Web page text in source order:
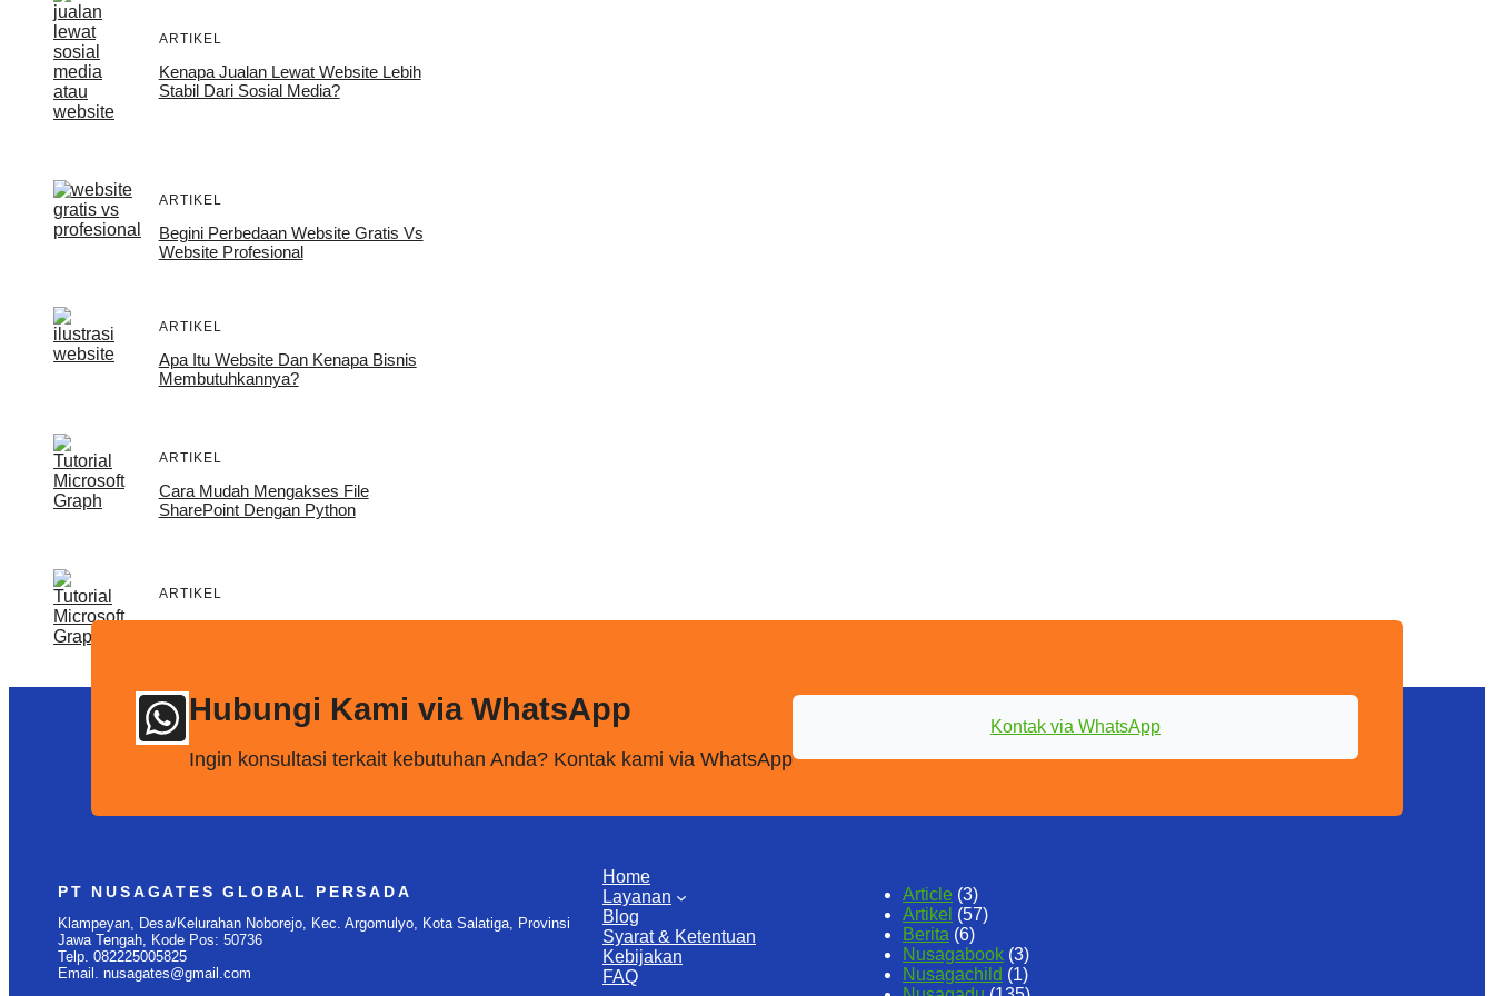
ARTIKEL
Kenapa Jualan Lewat Website Lebih
Stabil Dari Sosial Media?
ARTIKEL
Begini Perbedaan Website Gratis Vs
Website Profesional
ARTIKEL
Apa Itu Website Dan Kenapa Bisnis
Membutuhkannya?
ARTIKEL
Cara Mudah Mengakses File
SharePoint Dengan Python
ARTIKEL
Cara Mendapatkan Share Link
Hubungi Kami via WhatsApp
Ingin konsultasi terkait kebutuhan Anda? Kontak kami via WhatsApp
Kontak via WhatsApp
PT NUSAGATES GLOBAL PERSADA
Klampeyan, Desa/Kelurahan Noborejo, Kec. Argomulyo, Kota Salatiga, Provinsi
Jawa Tengah, Kode Pos: 50736
Telp. 082225005825
Email. nusagates@gmail.com
Home
Layanan
Blog
Syarat & Ketentuan
Kebijakan
FAQ
Article (3)
Artikel (57)
Berita (6)
Nusagabook (3)
Nusagachild (1)